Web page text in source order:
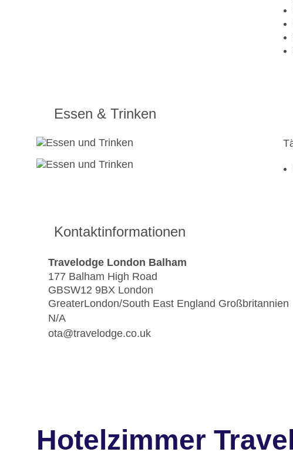
Essen & Trinken
Kontaktinformationen
Travelodge London Balham
177 Balham High Road
GBSW12 9BX London
GreaterLondon/South East England Großbritannien
N/A
ota@travelodge.co.uk
Hotelzimmer